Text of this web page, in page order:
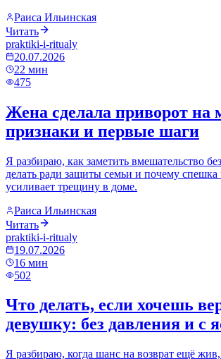
Раиса Ильинская
Читать
praktiki-i-ritualy
20.07.2026
22 мин
475
Жена сделала приворот на
признаки и первые шаги
Я разбираю, как заметить вмешательство
делать ради защиты семьи и почему спешка
усиливает трещину в доме.
Раиса Ильинская
Читать
praktiki-i-ritualy
19.07.2026
16 мин
502
Что делать, если хочешь
девушку: без давления и с
Я разбираю, когда шанс на возврат ещё жив,